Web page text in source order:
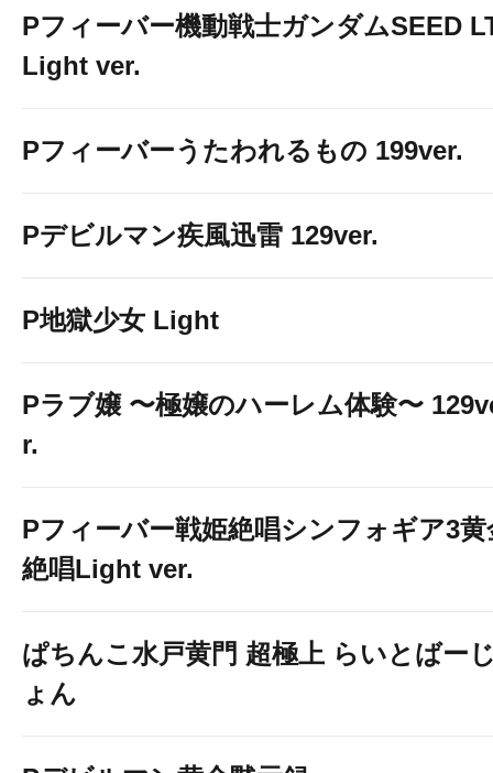
Pフィーバー機動戦士ガンダムSEED
Light ver.
Pフィーバーうたわれるもの 199ver.
Pデビルマン疾風迅雷 129ver.
P地獄少女 Light
Pラブ嬢 〜極嬢のハーレム体験〜
r.
Pフィーバー戦姫絶唱シンフォギア3黄
絶唱Light ver.
ぱちんこ水戸黄門 超極上 らいとばー
ょん